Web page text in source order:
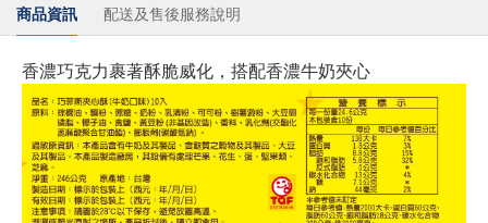
商品資訊 配送及售後服務說明
香濃巧克力裹著酥脆威化，搭配香濃牛奶夾心